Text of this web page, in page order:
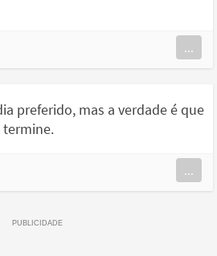
...
preferido, mas a verdade é que
termine.
...